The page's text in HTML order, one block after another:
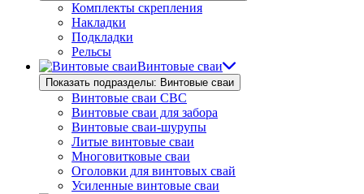
Комплекты скрепления
Накладки
Подкладки
Рельсы
Винтовые сваи
Показать подразделы: Винтовые сваи
Винтовые сваи СВС
Винтовые сваи для забора
Винтовые сваи-шурупы
Литые винтовые сваи
Многовитковые сваи
Оголовки для винтовых свай
Усиленные винтовые сваи